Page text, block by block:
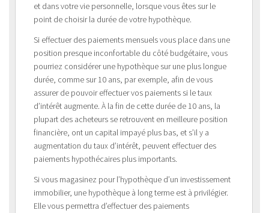
et dans votre vie personnelle, lorsque vous êtes sur le
point de choisir la durée de votre hypothèque.
Si effectuer des paiements mensuels vous place dans une
position presque inconfortable du côté budgétaire, vous
pourriez considérer une hypothèque sur une plus longue
durée, comme sur 10 ans, par exemple, afin de vous
assurer de pouvoir effectuer vos paiements si le taux
d’intérêt augmente. À la fin de cette durée de 10 ans, la
plupart des acheteurs se retrouvent en meilleure position
financière, ont un capital impayé plus bas, et s’il y a
augmentation du taux d’intérêt, peuvent effectuer des
paiements hypothécaires plus importants.
Si vous magasinez pour l’hypothèque d’un investissement
immobilier, une hypothèque à long terme est à privilégier.
Elle vous permettra d’effectuer des paiements